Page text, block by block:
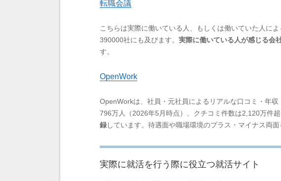
転職会議
こちらは実際に働いている人、もしくは働いていた人に
390000社にも及びます。 実際に働いている人が感じる会
す。
OpenWork
OpenWorkは、社員・元社員によるリアルな口コミ・年
796万人（2026年5月時点）、クチコミ件数は2,120万件
録しています。待遇面や職場環境のプラス・マイナス両
実際に就活を行う際に役立つ就活サイト